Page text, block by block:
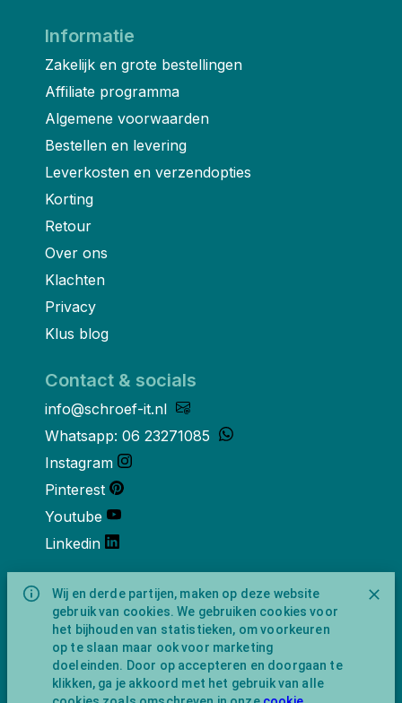
Wij en derde partijen, maken op deze website
gebruik van cookies. We gebruiken cookies voor
het bijhouden van statistieken, om voorkeuren
op te slaan maar ook voor marketing
doeleinden. Door op accepteren en doorgaan te
klikken, ga je akkoord met het gebruik van alle
Informatie
Zakelijk en grote bestellingen
Affiliate programma
Algemene voorwaarden
Bestellen en levering
Leverkosten en verzendopties
Korting
Retour
Over ons
Klachten
Privacy
Klus blog
Contact & socials
info@schroef-it.nl
Whatsapp: 06 23271085
Instagram
Pinterest
Youtube
Linkedin
Over ons
Schroef-it is een handelsnaam van
NewFeather B.V. geregisteerd onder KVK
nummer 91702593 met BTW-
identificatienummer NL865743009B01.
Postadres Amsterdamseweg 91 1422 AC